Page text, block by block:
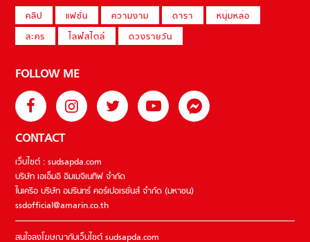
คลิป แฟชั่น ความงาม ดารา
หนุ่มหล่อ
ละคร
ไลฟ์สไตล์ ดวงรายวัน
FOLLOW ME
CONTACT
เว็บไซต์ : sudsapda.com
บริษัท เอเอ็มอี อิมเมจิเนทีฟ จำกัด
ในเครือ บริษัท อมรินทร์ คอร์เปอเรชั่นส์ จำกัด (มหาชน)
ssdofficial@amarin.co.th
สนใจลงโฆษณากับเว็บไซต์ sudsapda.com